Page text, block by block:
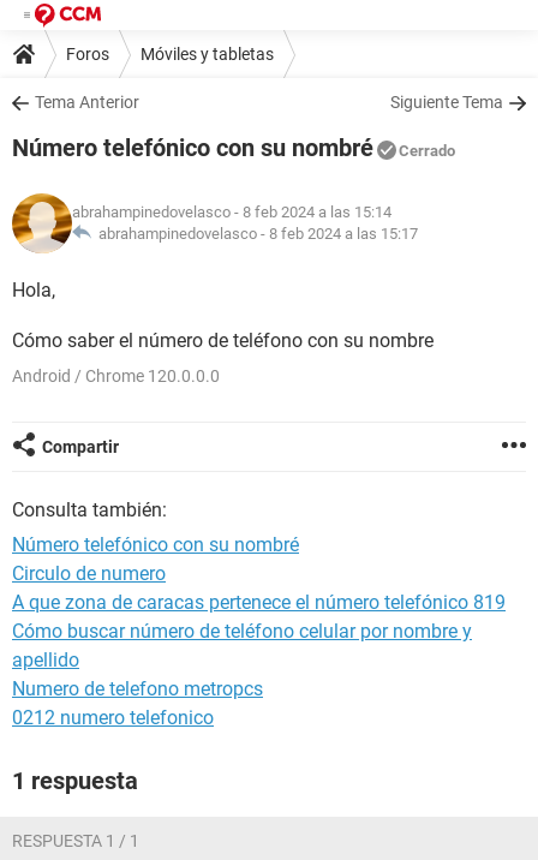
Foros Móviles y tabletas
Tema Anterior Siguiente Tema
Número telefónico con su nombré Cerrado
abrahampinedovelasco - 8 feb 2024 a las 15:14
abrahampinedovelasco - 8 feb 2024 a las 15:17
Hola,
Cómo saber el número de teléfono con su nombre
Android / Chrome 120.0.0.0
Compartir
Consulta también:
Número telefónico con su nombré
Circulo de numero
A que zona de caracas pertenece el número telefónico 819
Cómo buscar número de teléfono celular por nombre y
apellido
Numero de telefono metropcs
0212 numero telefonico
1 respuesta
RESPUESTA 1 / 1